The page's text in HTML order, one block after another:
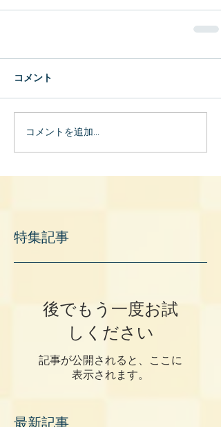
コメント
コメントを追加…
特集記事
後でもう一度お試
しください
記事が公開されると、ここに
表示されます。